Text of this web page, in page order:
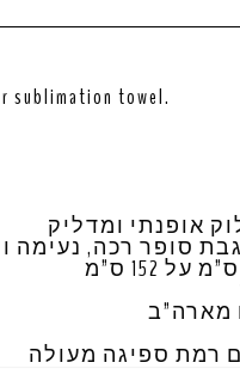
sublimation towel.
אופנתי ומדליק
סופר רכה, נעימה
מארה”ב
רמת ספיגה מעולה